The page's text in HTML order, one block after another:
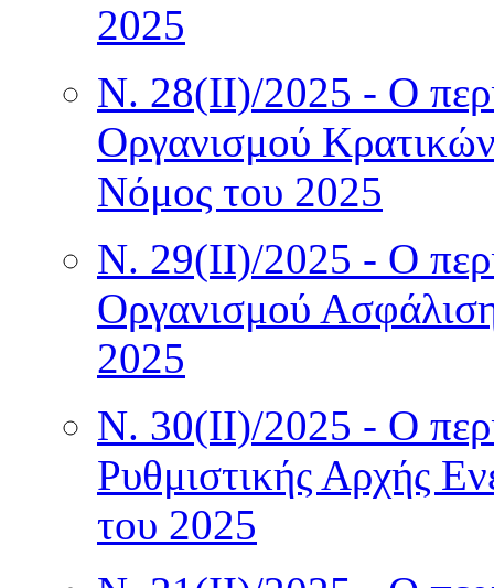
2025
Ν. 28(II)/2025 - Ο
Οργανισμού
Νόμος του 2025
Ν. 29(II)/2025 - Ο
Οργανισμού
2025
Ν. 30(II)/2025 - Ο
Ρυθμιστικής Αρχής
του 2025